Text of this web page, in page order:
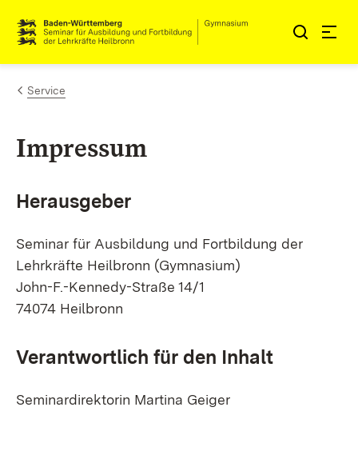
Zum Inhalt springen
Link zur Startseite
Service
Impressum
Herausgeber
Seminar für Ausbildung und Fortbildung der
Lehrkräfte Heilbronn (Gymnasium)
John-F.-Kennedy-Straße 14/1
74074 Heilbronn
Verantwortlich für den Inhalt
Seminardirektorin Martina Geiger